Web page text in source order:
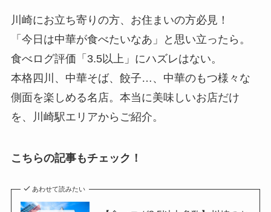
川崎にお立ち寄りの方、お住まいの方必見！
「今日は中華が食べたいなあ」と思い立ったら。
食べログ評価「3.5以上」にハズレはない。
本格四川、中華そば、餃子…、中華のもつ様々な
側面を楽しめる名店。本当に美味しいお店だけ
を、川崎駅エリアからご紹介。
こちらの記事もチェック！
あわせて読みたい